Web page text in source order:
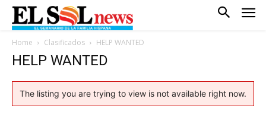
Home Clasificados HELP WANTED
HELP WANTED
The listing you are trying to view is not available right now.